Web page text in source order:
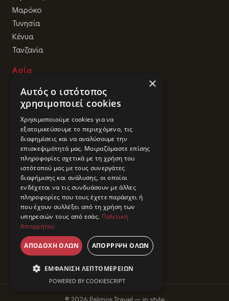
Μαρόκο
Τυνησία
Κένυα
Τανζανία
Ασία
Κίνα
Ιαπωνία
Κορέα
Μπαλί
Βιετνάμ
Ινδικός Ωκεανός
Καππαδοκία
Μαλδίβες
Ταϊλάνδη
Φιλιππίνες
Καζακστάν
Ουζμπεκιστάν
×
Αυτός ο ιστότοπος
χρησιμοποιεί cookies
Χρησιμοποιούμε cookies για να
εξατομικεύσουμε το περιεχόμενο, τις
διαφημίσεις και να αναλύσουμε την
επισκεψιμότητά μας. Μοιραζόμαστε επίσης
πληροφορίες σχετικά με τη χρήση του
ιστότοπού μας με τους συνεργάτες
διαφήμισης και ανάλυσης, οι οποίοι
ενδέχεται να τις συνδυάσουν με άλλες
πληροφορίες που τους έχετε παράσχει ή
που έχουν συλλέξει από τη χρήση των
υπηρεσιών τους από εσάς. Πολιτική
Απορρήτου
ΑΠΟΔΟΧΉ ΌΛΩΝ ΑΠΌΡΡΙΨΗ ΌΛΩΝ
ΕΜΦΆΝΙΣΗ ΛΕΠΤΟΜΕΡΕΙΏΝ
POWERED BY COOKIESCRIPT